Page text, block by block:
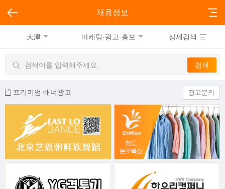
채용정보
天津 마케팅·광고·홍보 상세검색
프리미엄 배너광고 광고문의